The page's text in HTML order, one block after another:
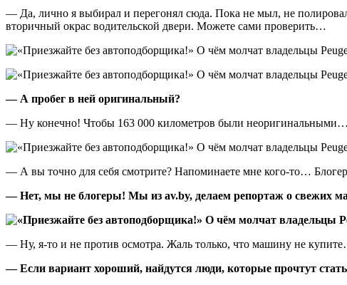
— Да, лично я выбирал и перегонял сюда. Пока не мыл, не
вторичный окрас водительской двери. Можете сами проверить…
— А пробег в ней оригинальный?
— Ну конечно! Чтобы 163 000 километров были неоригинальными…
— А вы точно для себя смотрите? Напоминаете мне кого-то…
— Нет, мы не блогеры! Мы из av.by, делаем репортаж о свежих
— Ну, я-то и не против осмотра. Жаль только, что машину не
— Если вариант хороший, найдутся люди, которые прочтут